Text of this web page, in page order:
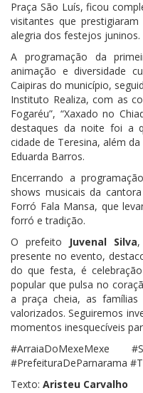
Praça São Luís, ficou
visitantes que
alegria dos festejos juninos.
A programação da
animação e diversidade
Caipiras do município,
Instituto Realiza, com as
Fogaréu”, “Xaxado no
destaques da noite foi a
cidade de Teresina, além
Eduarda Barros.
Encerrando a
shows musicais da
Forró Fala Mansa, que
forró e tradição.
O prefeito Juvenal Silva
presente no evento,
do que festa, é
popular que pulsa no
a praça cheia, as
valorizados. Seguiremos
momentos inesquecíveis
#ArraiaDoMexeMexe
#PrefeituraDeParnarama
Texto: Aristeu Carvalho